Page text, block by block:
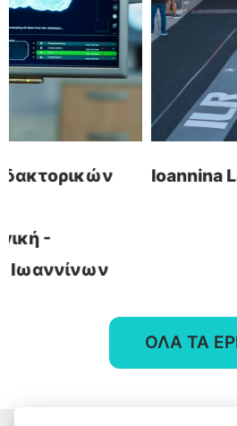
Ioannina Lake Run
ΟΛΑ ΤΑ
45221, Ιωάννινα, Ελλάδα
τ: +30 26510 24308
e: info@wapp.gr